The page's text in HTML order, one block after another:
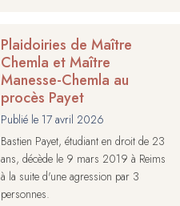
Plaidoiries de Maître
Chemla et Maître
Manesse-Chemla au
procès Payet
Publié le 17 avril 2026
Bastien Payet, étudiant en droit de 23
ans, décède le 9 mars 2019 à Reims
à la suite d'une agression par 3
personnes.